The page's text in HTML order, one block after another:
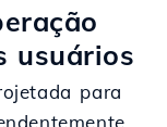
usuários
para